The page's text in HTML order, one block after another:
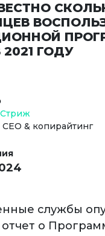
ГОДУ
СЕО & копирайтинг
службы
о